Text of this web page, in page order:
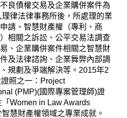
良債權交易及企業購併案件為
律法律事務所後，所處理的業
請、智慧財產權（專利、商
相關之訴訟、公平交易法調查
、企業購併案件相關之智慧財
及法律諮詢、企業舞弊內部調
規劃及爭端解決等。2015年2
照之一：Project
(PMP)(國際專案管理師)證
Women in Law Awards
慧財產權領域之專業成就。